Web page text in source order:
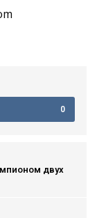
0
двух